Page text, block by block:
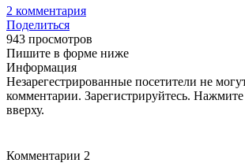
2 комментария
Поделиться
943 просмотров
Пишите в форме ниже
Информация
Незарегестрированные посетители не
комментарии. Зарегистрируйтесь.
вверху.
Комментарии 2